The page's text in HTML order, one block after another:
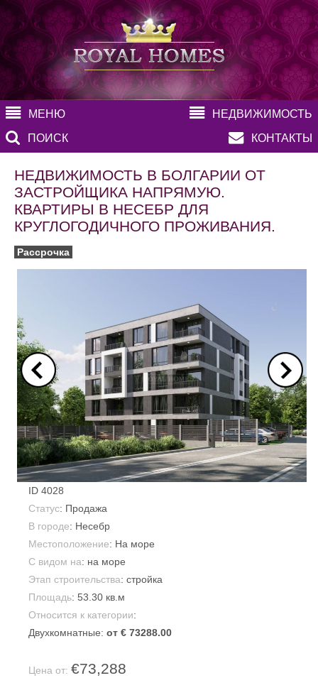
МЕНЮ
НЕДВИЖИМОСТЬ
ПОИСК
КОНТАКТЫ
НЕДВИЖИМОСТЬ В БОЛГАРИИ ОТ
ЗАСТРОЙЩИКА НАПРЯМУЮ.
КВАРТИРЫ В НЕСЕБР ДЛЯ
КРУГЛОГОДИЧНОГО ПРОЖИВАНИЯ.
Рассрочка
ID 4028
Статус: Продажа
В городе: Несебр
Местоположение: На море
С видом на: на море
Этап строительства: стройка
Площадь: 53.30 кв.м
Относится к категории:
Двухкомнатные: от € 73288.00
Цена от: €73,288